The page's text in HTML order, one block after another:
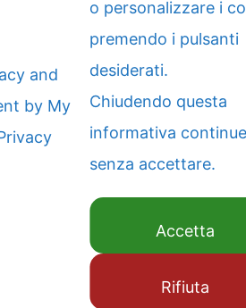
o personalizzare i
premendo i pulsanti
desiderati.
Chiudendo questa
informativa
senza accettare.
Accetta
Rifiuta